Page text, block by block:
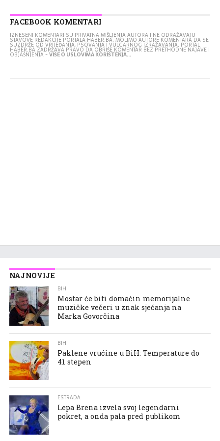
FACEBOOK KOMENTARI
IZNESENI KOMENTARI SU PRIVATNA MIŠLJENJA AUTORA I NE ODRAŽAVAJU
STAVOVE REDAKCIJE PORTALA HABER.BA. MOLIMO AUTORE KOMENTARA DA SE
SUZDRŽE OD VRIJEĐANJA, PSOVANJA I VULGARNOG IZRAŽAVANJA. PORTAL
HABER.BA ZADRŽAVA PRAVO DA OBRIŠE KOMENTAR BEZ PRETHODNE NAJAVE I
OBJAŠNJENJA -VIŠE O USLOVIMA KORIŠTENJA...
NAJNOVIJE
BIH
Mostar će biti domaćin memorijalne
muzičke večeri u znak sjećanja na
Marka Govorčina
BIH
Paklene vrućine u BiH: Temperature do
41 stepen
ESTRADA
Lepa Brena izvela svoj legendarni
pokret, a onda pala pred publikom